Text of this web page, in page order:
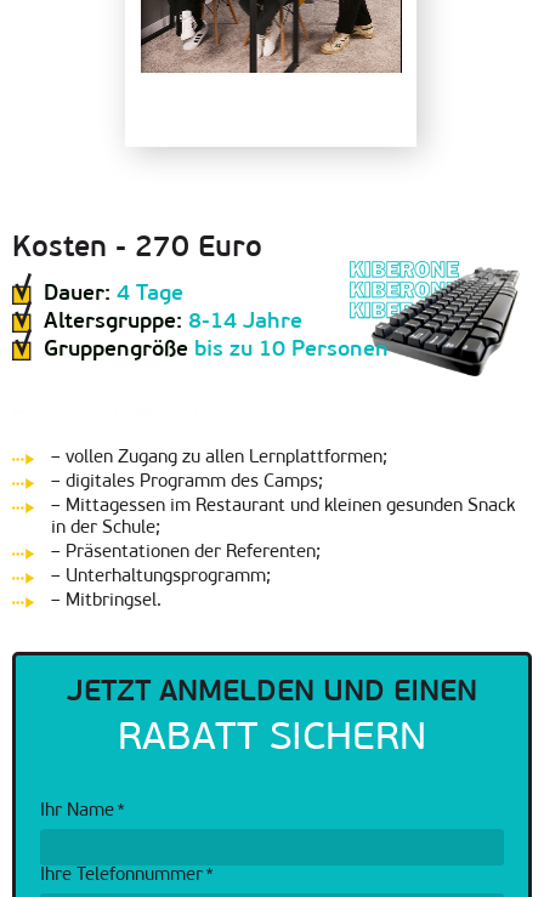
JETZT ANMELDEN UND EINEN
RABATT SICHERN
Ihr Name *
Ihre Telefonnummer *
Kosten - 270 Euro
Dauer: 4 Tage
Altersgruppe: 8-14 Jahre
Gruppengröße bis zu 10 Personen
– vollen Zugang zu allen Lernplattformen;
– digitales Programm des Camps;
– Mittagessen im Restaurant und kleinen gesunden Snack
in der Schule;
– Präsentationen der Referenten;
– Unterhaltungsprogramm;
– Mitbringsel.